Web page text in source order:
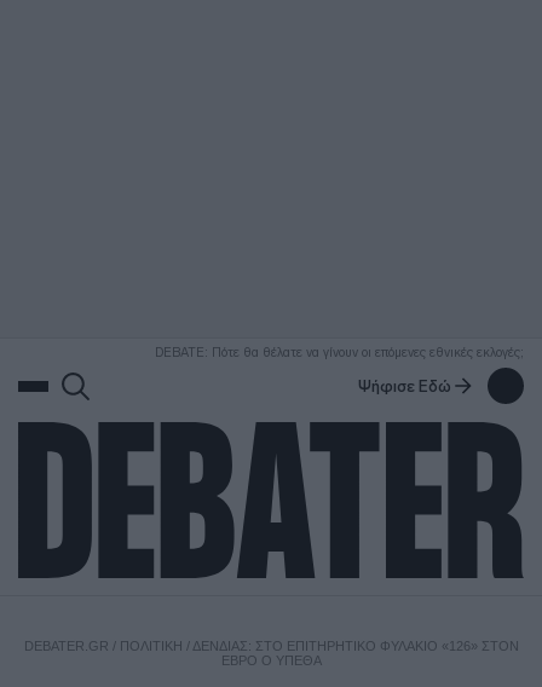
DEBATE: Πότε θα θέλατε να γίνουν οι επόμενες εθνικές εκλογές;
Ψήφισε Εδώ
DEBATER.GR / ΠΟΛΙΤΙΚΗ / ΔΈΝΔΙΑΣ: ΣΤΟ ΕΠΙΤΗΡΗΤΙΚΌ ΦΥΛΆΚΙΟ «126» ΣΤΟΝ
ΈΒΡΟ Ο ΥΠΕΘΑ